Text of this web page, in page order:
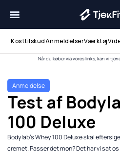
indholdet
KosttilskudAnmeldelserVærktøj
Når du køber via vores links, kan vi
Anmeldelse
Test af
100 Deluxe
Bodylab's Whey 100 Deluxe skal
cremet. Passer det mon? Det har vi sat